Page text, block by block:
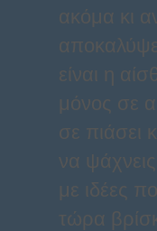
ακόμα κι
είναι η
μόνος σε
σε πιάσει
να
με ιδέες
τώρα